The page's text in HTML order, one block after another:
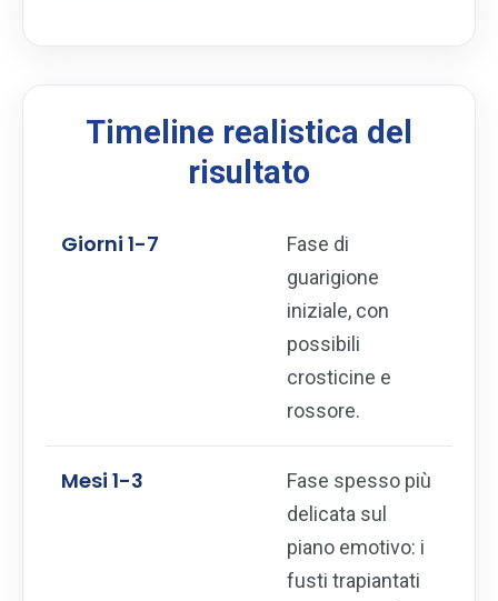
Timeline realistica del
risultato
Giorni 1-7
Fase di
guarigione
iniziale, con
possibili
crosticine e
rossore.
Mesi 1-3
Fase spesso più
delicata sul
piano emotivo: i
fusti trapiantati